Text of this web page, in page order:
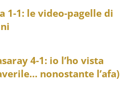
1-1: le video-pagelle di
4-1: io l’ho vista
nonostante l’afa)